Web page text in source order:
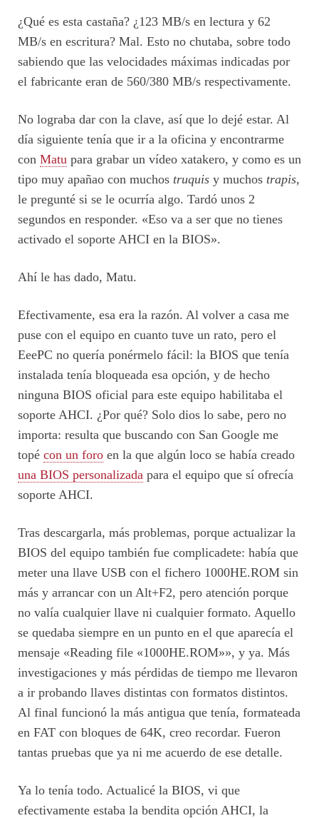
¿Qué es esta castaña? ¿123 MB/s en lectura y 62
MB/s en escritura? Mal. Esto no chutaba, sobre todo
sabiendo que las velocidades máximas indicadas por
el fabricante eran de 560/380 MB/s respectivamente.
No lograba dar con la clave, así que lo dejé estar. Al
día siguiente tenía que ir a la oficina y encontrarme
con Matu para grabar un vídeo xatakero, y como es un
tipo muy apañao con muchos truquis y muchos trapis,
le pregunté si se le ocurría algo. Tardó unos 2
segundos en responder. «Eso va a ser que no tienes
activado el soporte AHCI en la BIOS».
Ahí le has dado, Matu.
Efectivamente, esa era la razón. Al volver a casa me
puse con el equipo en cuanto tuve un rato, pero el
EeePC no quería ponérmelo fácil: la BIOS que tenía
instalada tenía bloqueada esa opción, y de hecho
ninguna BIOS oficial para este equipo habilitaba el
soporte AHCI. ¿Por qué? Solo dios lo sabe, pero no
importa: resulta que buscando con San Google me
topé con un foro en la que algún loco se había creado
una BIOS personalizada para el equipo que sí ofrecía
soporte AHCI.
Tras descargarla, más problemas, porque actualizar la
BIOS del equipo también fue complicadete: había que
meter una llave USB con el fichero 1000HE.ROM sin
más y arrancar con un Alt+F2, pero atención porque
no valía cualquier llave ni cualquier formato. Aquello
se quedaba siempre en un punto en el que aparecía el
mensaje «Reading file «1000HE.ROM»», y ya. Más
investigaciones y más pérdidas de tiempo me llevaron
a ir probando llaves distintas con formatos distintos.
Al final funcionó la más antigua que tenía, formateada
en FAT con bloques de 64K, creo recordar. Fueron
tantas pruebas que ya ni me acuerdo de ese detalle.
Ya lo tenía todo. Actualicé la BIOS, vi que
efectivamente estaba la bendita opción AHCI, la